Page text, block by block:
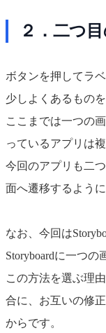
２．二つ
ボタンを押してラ
少しよくあるもの
ここまでは一つの
っているアプリは
今回のアプリも二
面へ遷移するよう
なお、今回は
Storyboardに一つの
この方法を選ぶ理
合に、お互いの修
からです。